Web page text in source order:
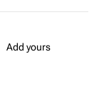
Add yours